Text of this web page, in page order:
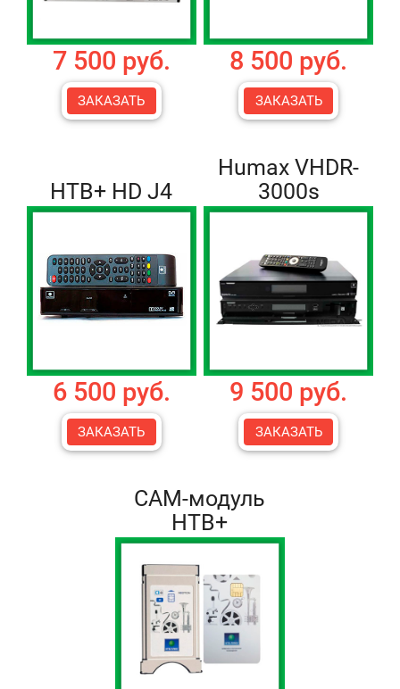
7 500 руб.
ЗАКАЗАТЬ
8 500 руб.
ЗАКАЗАТЬ
НТВ+ HD J4
6 500 руб.
ЗАКАЗАТЬ
Humax VHDR-
3000s
9 500 руб.
ЗАКАЗАТЬ
CAM-модуль
НТВ+